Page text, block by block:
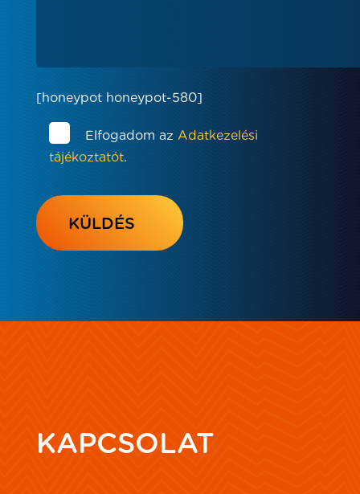
[honeypot honeypot-580]
Elfogadom az Adatkezelési
tájékoztatót.
KAPCSOLAT